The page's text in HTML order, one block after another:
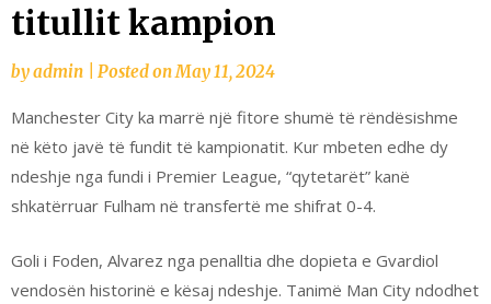
titullit kampion
byadmin Posted onMay 11, 2024
Manchester City ka marrë një fitore shumë të rëndësishme
në këto javë të fundit të kampionatit. Kur mbeten edhe dy
ndeshje nga fundi i Premier League, “qytetarët” kanë
shkatërruar Fulham në transfertë me shifrat 0-4.
Goli i Foden, Alvarez nga penalltia dhe dopieta e Gvardiol
vendosën historinë e kësaj ndeshje. Tanimë Man City ndodhet